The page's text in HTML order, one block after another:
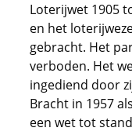
Loterijwet 1905
en het
gebracht. Het
verboden. Het
ingediend door
Bracht in 1957
een wet tot